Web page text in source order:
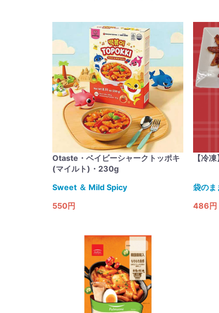
Otaste・ベイビーシャークトッポキ
(マイルト)・230g
Sweet ＆ Mild Spicy
550円
【冷
袋の
486円